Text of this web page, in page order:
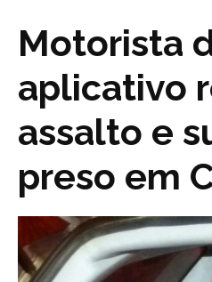
Motorista
aplicativo
assalto e
preso em